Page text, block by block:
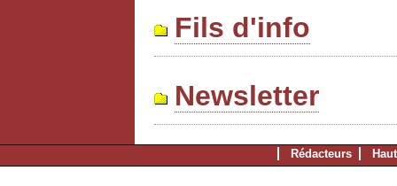
Fils d'info
Newsletter
Rédacteurs